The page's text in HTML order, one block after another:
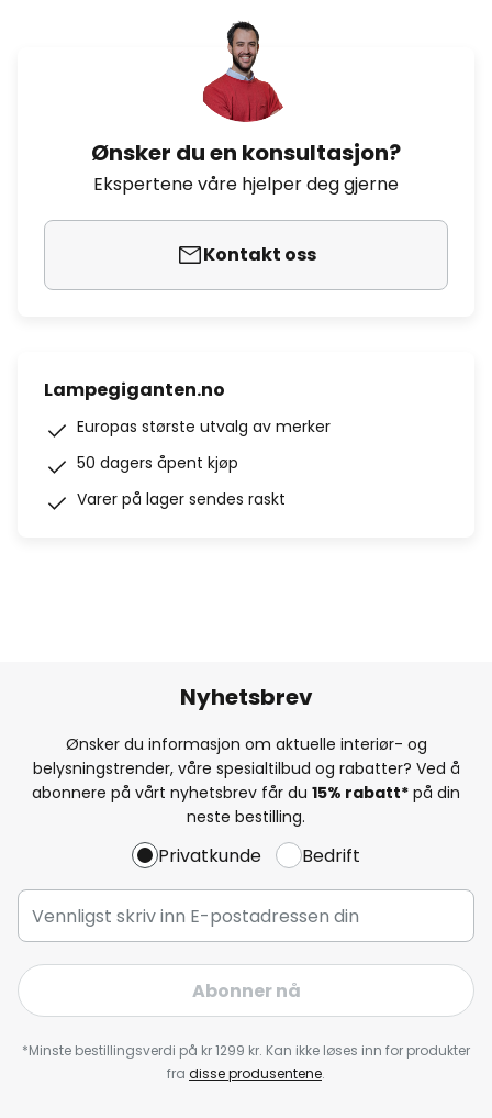
Ønsker du en konsultasjon?
Ekspertene våre hjelper deg gjerne
Kontakt oss
Lampegiganten.no
Europas største utvalg av merker
50 dagers åpent kjøp
Varer på lager sendes raskt
Nyhetsbrev
Ønsker du informasjon om aktuelle interiør- og
belysningstrender, våre spesialtilbud og rabatter? Ved å
abonnere på vårt nyhetsbrev får du 15% rabatt* på din
neste bestilling.
Privatkunde Bedrift
Abonner nå
*Minste bestillingsverdi på kr 1299 kr. Kan ikke løses inn for produkter
fra disse produsentene.